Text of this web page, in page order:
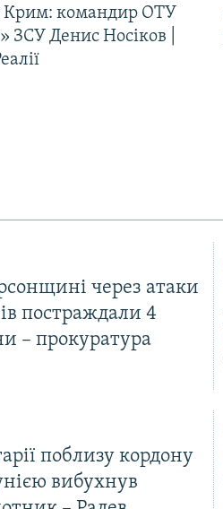
Крим: командир ОТУ
ЗСУ Денис Носіков |
через атаки
постраждали 4
– прокуратура
поблизу кордону
вибухнув